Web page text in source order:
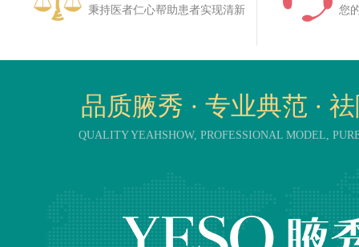
秉持医者仁心帮助患者实现清新 您
品质腋秀 · 专业典范 ·
QUALITY YEAHSHOW, PROFESSIONAL MODEL,